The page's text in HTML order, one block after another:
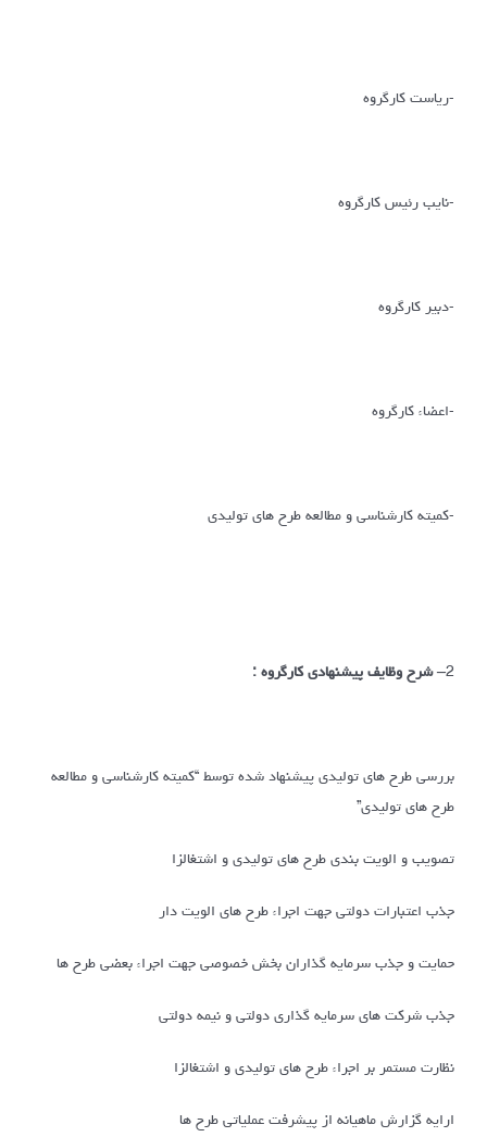
-ریاست کارگروه
-نایب رئیس کارگروه
-دبیر کارگروه
-اعضاء کارگروه
-کمیته کارشناسی و مطالعه طرح های تولیدی
2– شرح وظایف پیشنهادی کارگروه :
بررسی طرح های تولیدی پیشنهاد شده توسط “کمیته کارشناسی و مطالعه
طرح های تولیدی”
تصویب و الویت بندی طرح های تولیدی و اشتغالزا
جذب اعتبارات دولتی جهت اجراء طرح های الویت دار
حمایت و جذب سرمایه گذاران بخش خصوصی جهت اجراء بعضی طرح ها
جذب شرکت های سرمایه گذاری دولتی و نیمه دولتی
نظارت مستمر بر اجراء طرح های تولیدی و اشتغالزا
ارایه گزارش ماهیانه از پیشرفت عملیاتی طرح ها